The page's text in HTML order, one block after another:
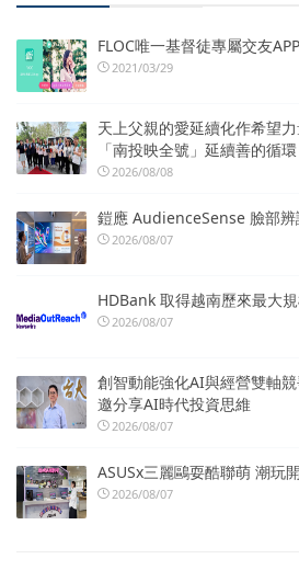
FLOC唯一基督徒專屬交友
2021/03/29
天上父親的愛延續化作希望
「南投映全號」延續善的循環
2026/08/08
鎧應 AudienceSense 臉部
2026/08/07
HDBank 取得越南歷來最大
2026/08/07
創智動能強化AI與經營雙軸
邀分享AI時代投資思維
2026/08/07
ASUSx三麗鷗耍酷聯萌 潮玩
2026/08/07